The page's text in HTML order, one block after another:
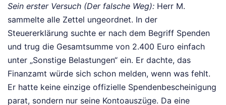
Sein erster Versuch (Der falsche Weg): Herr M.
sammelte alle Zettel ungeordnet. In der
Steuererklärung suchte er nach dem Begriff Spenden
und trug die Gesamtsumme von 2.400 Euro einfach
unter „Sonstige Belastungen“ ein. Er dachte, das
Finanzamt würde sich schon melden, wenn was fehlt.
Er hatte keine einzige offizielle Spendenbescheinigung
parat, sondern nur seine Kontoauszüge. Da eine